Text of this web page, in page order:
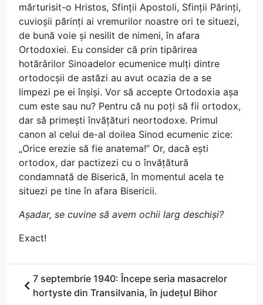
mărturisit-o Hristos, Sfinții Apostoli, Sfinții Părinți,
cuvioșii părinți ai vremurilor noastre ori te situezi,
de bună voie și nesilit de nimeni, în afara
Ortodoxiei. Eu consider că prin tipărirea
hotărârilor Sinoadelor ecumenice mulți dintre
ortodocșii de astăzi au avut ocazia de a se
limpezi pe ei înșiși. Vor să accepte Ortodoxia așa
cum este sau nu? Pentru că nu poți să fii ortodox,
dar să primești învățături neortodoxe. Primul
canon al celui de-al doilea Sinod ecumenic zice:
„Orice erezie să fie anatema!” Or, dacă ești
ortodox, dar pactizezi cu o învățătură
condamnată de Biserică, în momentul acela te
situezi pe tine în afara Bisericii.
Așadar, se cuvine să avem ochii larg deschiși?
Exact!
7 septembrie 1940: Începe seria masacrelor
hortyste din Transilvania, în județul Bihor